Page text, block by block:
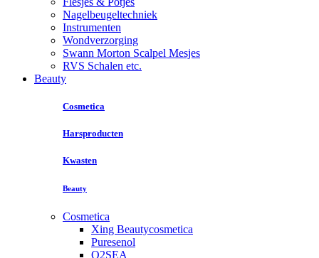
Nagelbeugeltechniek
Instrumenten
Wondverzorging
Swann Morton Scalpel Mesjes
RVS Schalen etc.
Beauty
Cosmetica
Harsproducten
Kwasten
Beauty
Cosmetica
Xing Beautycosmetica
Puresenol
O2SEA